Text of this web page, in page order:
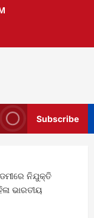
Subscribe
ନିଯୁକ୍ତି
ଭାରତୀୟ